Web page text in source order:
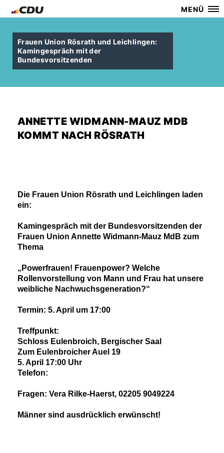
MENÜ
Frauen Union Rösrath und Leichlingen:
Kamingespräch mit der
Bundesvorsitzenden
ANNETTE WIDMANN-MAUZ MDB
KOMMT NACH RÖSRATH
Die Frauen Union Rösrath und Leichlingen laden
ein:
Kamingespräch mit der Bundesvorsitzenden der
Frauen Union Annette Widmann-Mauz MdB zum
Thema
Powerfrauen! Frauenpower? Welche
Rollenvorstellung von Mann und Frau hat unsere
weibliche Nachwuchsgeneration?“
Termin: 5. April um 17:00
Treffpunkt:
Schloss Eulenbroich, Bergischer Saal
Zum Eulenbroicher Auel 19
5. April 17:00 Uhr
Telefon:
Fragen: Vera Rilke-Haerst, 02205 9049224
Männer sind ausdrücklich erwünscht!